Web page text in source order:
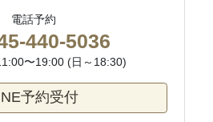
電話予約
440-5036
〜19:00 (日～18:30)
予約受付